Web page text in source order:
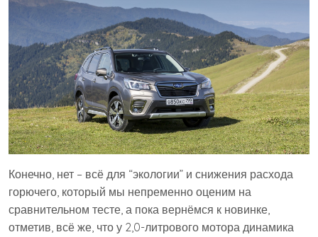
Конечно, нет – всё для “экологии” и снижения расхода
горючего, который мы непременно оценим на
сравнительном тесте, а пока вернёмся к новинке,
отметив, всё же, что у 2,0-литрового мотора динамика